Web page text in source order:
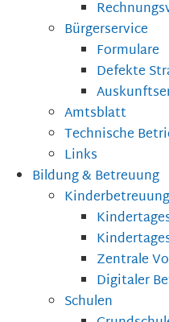
Bürgerservice
Formulare
Defekte
Amtsblatt
Technische
Links
Bildung & Betreuung
Kinderbetreuung
Zentrale
Digitaler
Schulen